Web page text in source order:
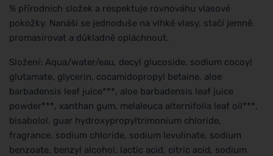
% přírodních složek a respektuje rovnováhu vlasové
pokožky. Nanáší se jednoduše na vlhké vlasy, stačí jemně
promasírovat a důkladně opláchnout.
Složení: Aqua/water/eau, decyl glucoside, sodium cocoyl
glutamate, glycerin, cocamidopropyl betaine, aloe
barbadensis leaf juice***, aloe barbadensis leaf juice
powder***, xanthan gum, melaleuca alternifolia leaf oil***,
bisabolol, guar hydroxypropyltrimonium chloride,
fragrance, sodium chloride, sodium levulinate, sodium
benzoate, benzyl alcohol, lactic acid, citric acid, sodium